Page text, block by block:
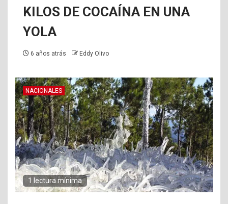
KILOS DE COCAÍNA EN UNA
YOLA
6 años atrás Eddy Olivo
NACIONALES
1 lectura mínima